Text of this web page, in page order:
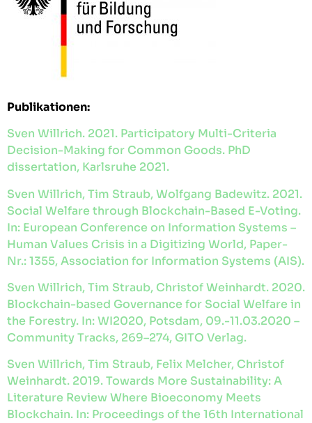
Publikationen:
Sven Willrich. 2021. Participatory Multi-Criteria
Decision-Making for Common Goods. PhD
dissertation, Karlsruhe 2021.
Sven Willrich, Tim Straub, Wolfgang Badewitz. 2021.
Social Welfare through Blockchain-Based E-Voting.
In: European Conference on Information Systems –
Human Values Crisis in a Digitizing World, Paper-
Nr.: 1355, Association for Information Systems (AIS).
Sven Willrich, Tim Straub, Christof Weinhardt. 2020.
Blockchain-based Governance for Social Welfare in
the Forestry. In: WI2020, Potsdam, 09.-11.03.2020 –
Community Tracks, 269–274, GITO Verlag.
Sven Willrich, Tim Straub, Felix Melcher, Christof
Weinhardt. 2019. Towards More Sustainability: A
Literature Review Where Bioeconomy Meets
Blockchain. In: Proceedings of the 16th International